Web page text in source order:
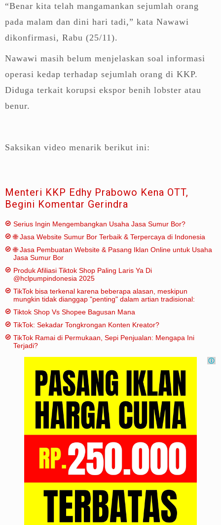
“Benar kita telah mangamankan sejumlah orang
pada malam dan dini hari tadi,” kata Nawawi
dikonfirmasi, Rabu (25/11).
Nawawi masih belum menjelaskan soal informasi
operasi kedap terhadap sejumlah orang di KKP.
Diduga terkait korupsi ekspor benih lobster atau
benur.
Saksikan video menarik berikut ini:
Menteri KKP Edhy Prabowo Kena OTT,
Begini Komentar Gerindra
Serius Ingin Mengembangkan Usaha Jasa Sumur Bor?
🌐 Jasa Website Sumur Bor Terbaik & Terpercaya di Indonesia
🌐 Jasa Pembuatan Website & Pasang Iklan Online untuk Usaha
Jasa Sumur Bor
Produk Afiliasi Tiktok Shop Paling Laris Ya Di
@hclpumpindonesia 2025
TikTok bisa terkenal karena beberapa alasan, meskipun
mungkin tidak dianggap "penting" dalam artian tradisional:
Tiktok Shop Vs Shopee Bagusan Mana
TikTok: Sekadar Tongkrongan Konten Kreator?
TikTok Ramai di Permukaan, Sepi Penjualan: Mengapa Ini
Terjadi?